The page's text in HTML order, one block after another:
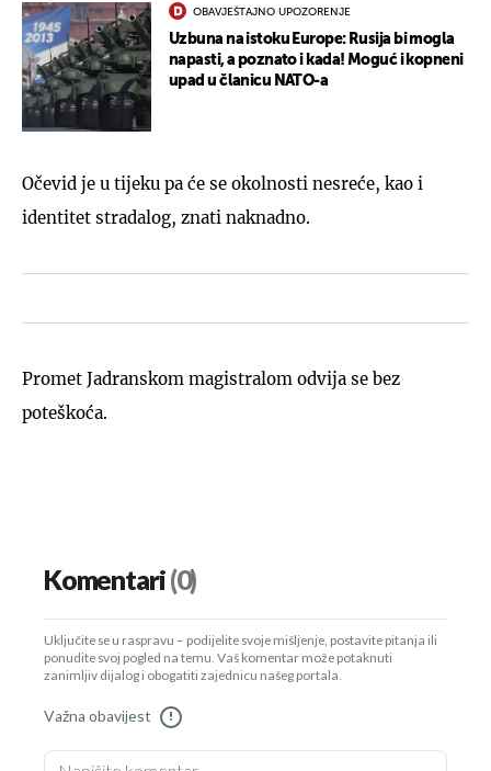
OBAVJEŠTAJNO UPOZORENJE
Uzbuna na istoku Europe: Rusija bi mogla
napasti, a poznato i kada! Moguć i kopneni
upad u članicu NATO-a
Očevid je u tijeku pa će se okolnosti nesreće, kao i
identitet stradalog, znati naknadno.
Promet Jadranskom magistralom odvija se bez
poteškoća.
Komentari(0)
Uključite se u raspravu – podijelite svoje mišljenje, postavite pitanja ili
ponudite svoj pogled na temu. Vaš komentar može potaknuti
zanimljiv dijalog i obogatiti zajednicu našeg portala.
Važna obavijest !